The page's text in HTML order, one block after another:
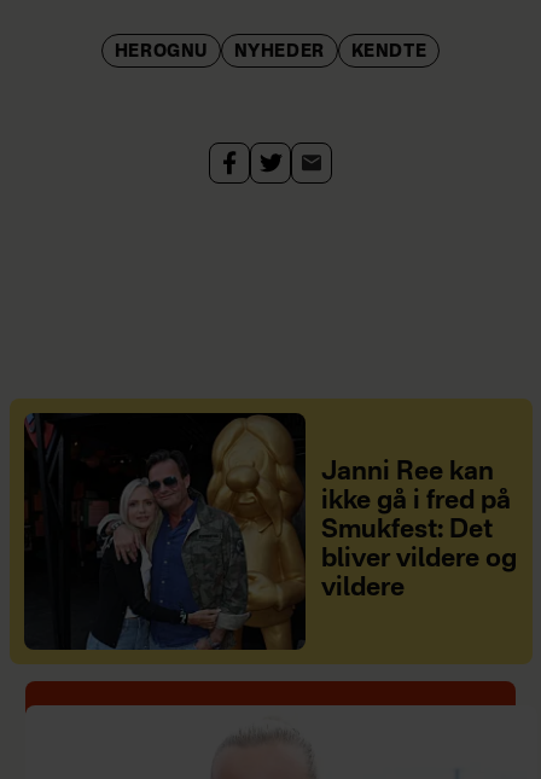
HEROGNU NYHEDER KENDTE
Janni Ree kan
ikke gå i fred på
Smukfest: Det
bliver vildere og
vildere